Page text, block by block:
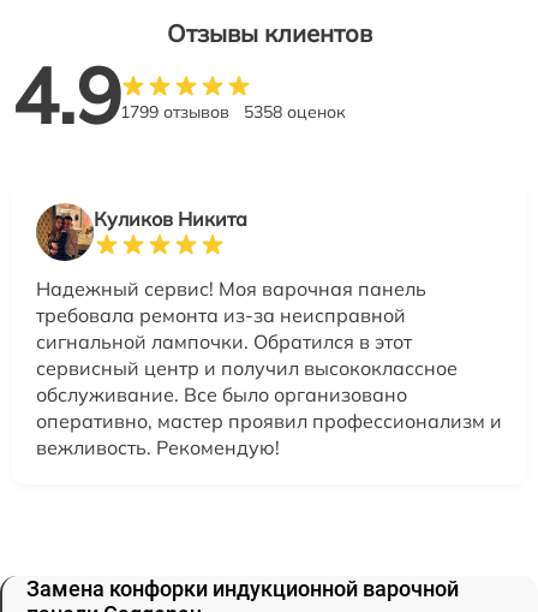
Отзывы клиентов
4.91799 отзывов 5358 оценок
Куликов Никита
Надежный сервис! Моя варочная панель
требовала ремонта из-за неисправной
сигнальной лампочки. Обратился в этот
сервисный центр и получил высококлассное
обслуживание. Все было организовано
оперативно, мастер проявил профессионализм и
вежливость. Рекомендую!
Замена конфорки индукционной варочной